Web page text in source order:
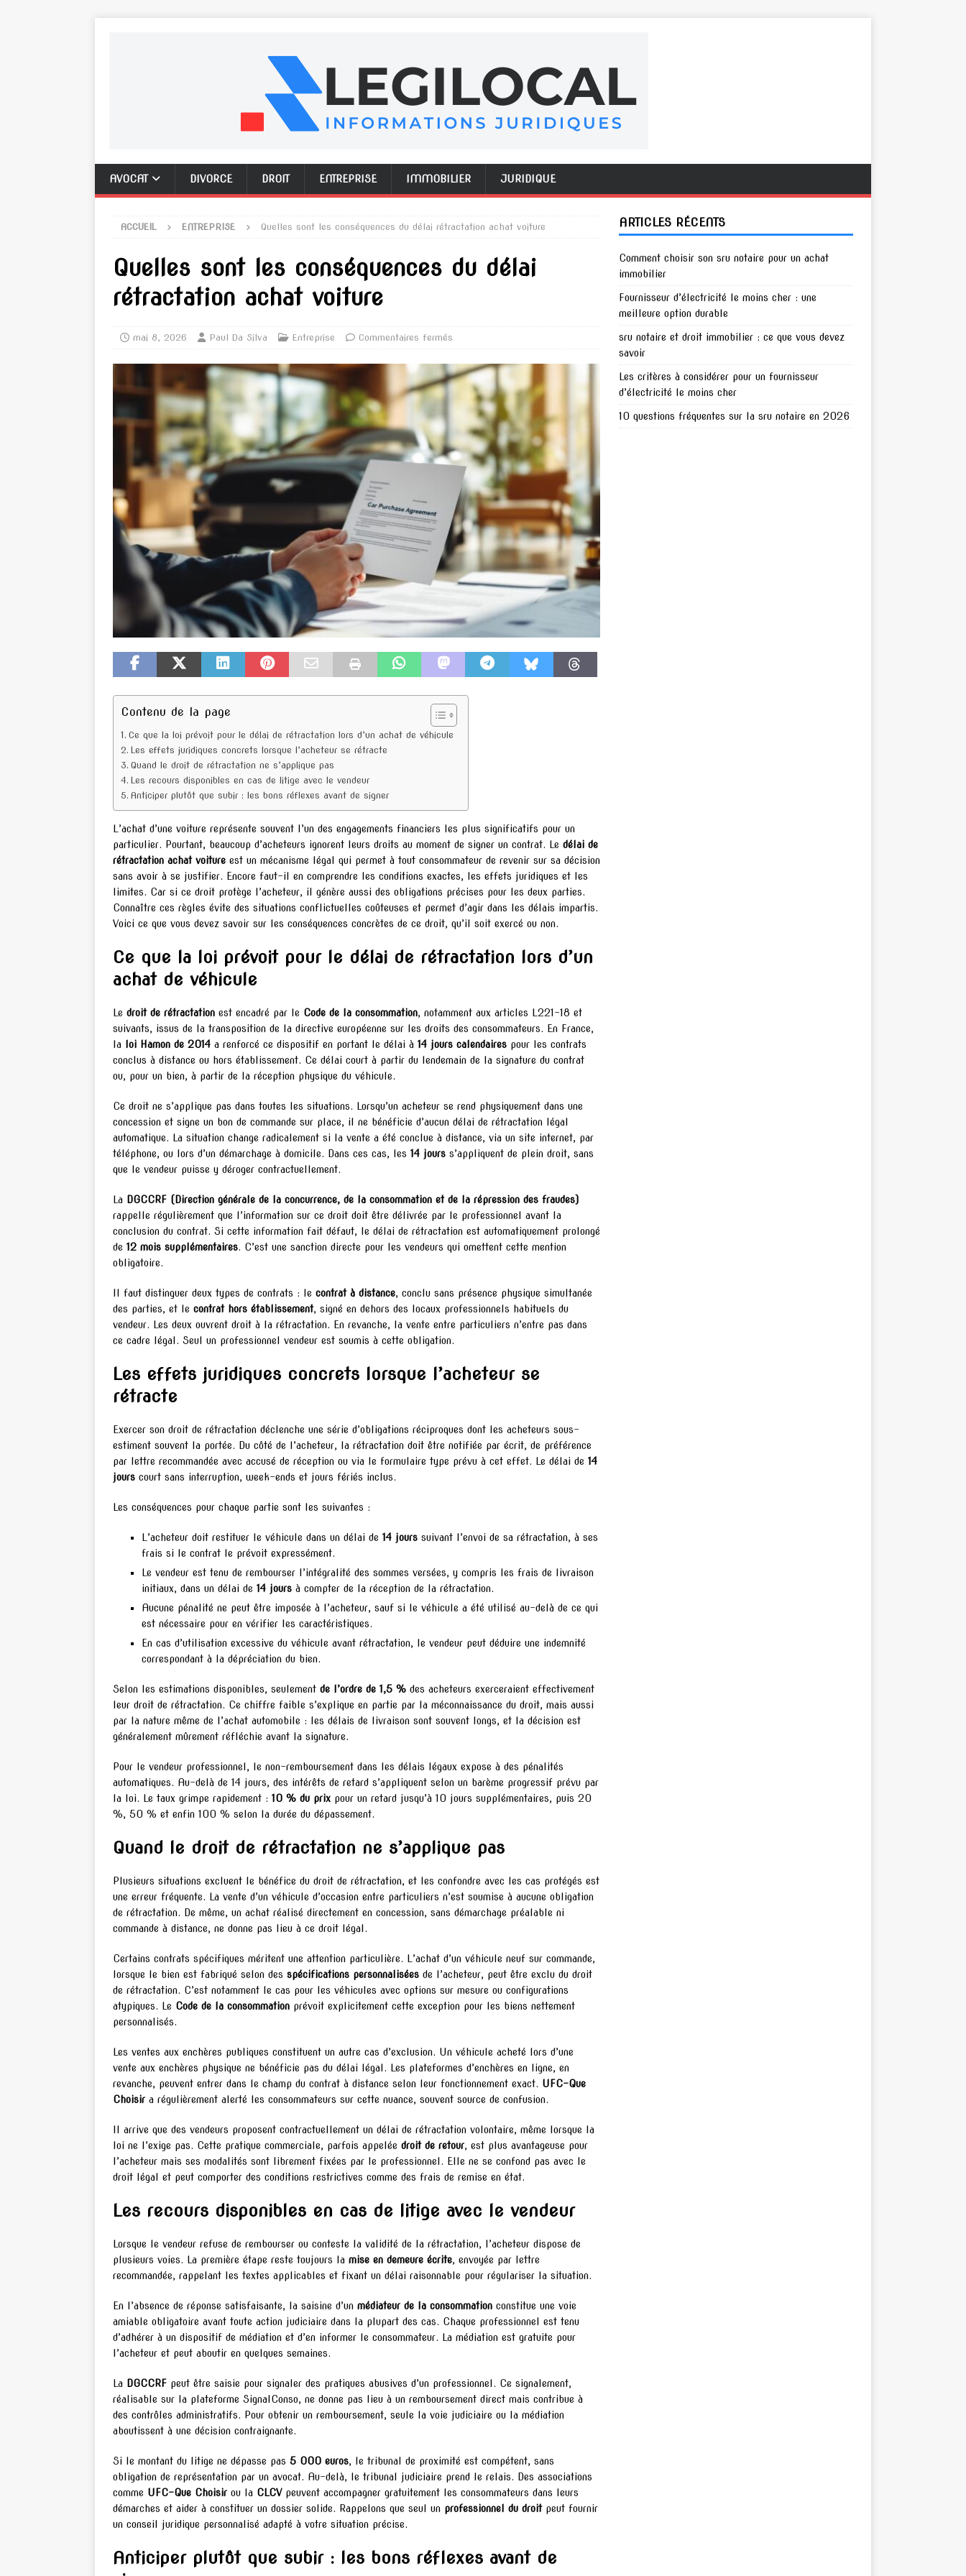
AVOCAT DIVORCE DROIT ENTREPRISE IMMOBILIER JURIDIQUE
ACCUEIL ENTREPRISE Quelles sont les conséquences du délai rétractation achat voiture
Quelles sont les conséquences du délai
rétractation achat voiture
mai 8, 2026 Paul Da Silva Entreprise Commentaires fermés
Contenu de la page
Ce que la loi prévoit pour le délai de rétractation lors d’un achat de véhicule
Les effets juridiques concrets lorsque l’acheteur se rétracte
Quand le droit de rétractation ne s’applique pas
Les recours disponibles en cas de litige avec le vendeur
Anticiper plutôt que subir : les bons réflexes avant de signer
L’achat d’une voiture représente souvent l’un des engagements financiers les plus significatifs pour un
particulier. Pourtant, beaucoup d’acheteurs ignorent leurs droits au moment de signer un contrat. Le délai de
rétractation achat voiture est un mécanisme légal qui permet à tout consommateur de revenir sur sa décision
sans avoir à se justifier. Encore faut-il en comprendre les conditions exactes, les effets juridiques et les
limites. Car si ce droit protège l’acheteur, il génère aussi des obligations précises pour les deux parties.
Connaître ces règles évite des situations conflictuelles coûteuses et permet d’agir dans les délais impartis.
Voici ce que vous devez savoir sur les conséquences concrètes de ce droit, qu’il soit exercé ou non.
Ce que la loi prévoit pour le délai de rétractation lors d’un
achat de véhicule
Le droit de rétractation est encadré par le Code de la consommation, notamment aux articles L221-18 et
suivants, issus de la transposition de la directive européenne sur les droits des consommateurs. En France,
la
loi Hamon de 2014 a renforcé ce dispositif en portant le délai à 14 jours calendaires pour les contrats
conclus à distance ou hors établissement. Ce délai court à partir du lendemain de la signature du contrat
ou, pour un bien, à partir de la réception physique du véhicule.
Ce droit ne s’applique pas dans toutes les situations. Lorsqu’un acheteur se rend physiquement dans une
concession et signe un bon de commande sur place, il ne bénéficie d’aucun délai de rétractation légal
automatique. La situation change radicalement si la vente a été conclue à distance, via un site internet, par
téléphone, ou lors d’un démarchage à domicile. Dans ces cas, les 14 jours s’appliquent de plein droit, sans
que le vendeur puisse y déroger contractuellement.
La DGCCRF (Direction générale de la concurrence, de la consommation et de la répression des fraudes)
rappelle régulièrement que l’information sur ce droit doit être délivrée par le professionnel avant la
conclusion du contrat. Si cette information fait défaut, le délai de rétractation est automatiquement prolongé
de 12 mois supplémentaires. C’est une sanction directe pour les vendeurs qui omettent cette mention
obligatoire.
Il faut distinguer deux types de contrats : le contrat à distance, conclu sans présence physique simultanée
des parties, et le contrat hors établissement, signé en dehors des locaux professionnels habituels du
vendeur. Les deux ouvrent droit à la rétractation. En revanche, la vente entre particuliers n’entre pas dans
ce cadre légal. Seul un professionnel vendeur est soumis à cette obligation.
Les effets juridiques concrets lorsque l’acheteur se
rétracte
Exercer son droit de rétractation déclenche une série d’obligations réciproques dont les acheteurs sous-
estiment souvent la portée. Du côté de l’acheteur, la rétractation doit être notifiée par écrit, de préférence
par lettre recommandée avec accusé de réception ou via le formulaire type prévu à cet effet. Le délai de 14
jours court sans interruption, week-ends et jours fériés inclus.
Les conséquences pour chaque partie sont les suivantes :
L’acheteur doit restituer le véhicule dans un délai de 14 jours suivant l’envoi de sa rétractation, à ses
frais si le contrat le prévoit expressément.
Le vendeur est tenu de rembourser l’intégralité des sommes versées, y compris les frais de livraison
initiaux, dans un délai de 14 jours à compter de la réception de la rétractation.
Aucune pénalité ne peut être imposée à l’acheteur, sauf si le véhicule a été utilisé au-delà de ce qui
est nécessaire pour en vérifier les caractéristiques.
En cas d’utilisation excessive du véhicule avant rétractation, le vendeur peut déduire une indemnité
correspondant à la dépréciation du bien.
Selon les estimations disponibles, seulement de l’ordre de 1,5 % des acheteurs exerceraient effectivement
leur droit de rétractation. Ce chiffre faible s’explique en partie par la méconnaissance du droit, mais aussi
par la nature même de l’achat automobile : les délais de livraison sont souvent longs, et la décision est
généralement mûrement réfléchie avant la signature.
Pour le vendeur professionnel, le non-remboursement dans les délais légaux expose à des pénalités
automatiques. Au-delà de 14 jours, des intérêts de retard s’appliquent selon un barème progressif prévu par
la loi. Le taux grimpe rapidement : 10 % du prix pour un retard jusqu’à 10 jours supplémentaires, puis 20
%, 50 % et enfin 100 % selon la durée du dépassement.
Quand le droit de rétractation ne s’applique pas
Plusieurs situations excluent le bénéfice du droit de rétractation, et les confondre avec les cas protégés est
une erreur fréquente. La vente d’un véhicule d’occasion entre particuliers n’est soumise à aucune obligation
de rétractation. De même, un achat réalisé directement en concession, sans démarchage préalable ni
commande à distance, ne donne pas lieu à ce droit légal.
Certains contrats spécifiques méritent une attention particulière. L’achat d’un véhicule neuf sur commande,
lorsque le bien est fabriqué selon des spécifications personnalisées de l’acheteur, peut être exclu du droit
de rétractation. C’est notamment le cas pour les véhicules avec options sur mesure ou configurations
atypiques. Le Code de la consommation prévoit explicitement cette exception pour les biens nettement
personnalisés.
Les ventes aux enchères publiques constituent un autre cas d’exclusion. Un véhicule acheté lors d’une
vente aux enchères physique ne bénéficie pas du délai légal. Les plateformes d’enchères en ligne, en
revanche, peuvent entrer dans le champ du contrat à distance selon leur fonctionnement exact. UFC-Que
Choisir a régulièrement alerté les consommateurs sur cette nuance, souvent source de confusion.
Il arrive que des vendeurs proposent contractuellement un délai de rétractation volontaire, même lorsque la
loi ne l’exige pas. Cette pratique commerciale, parfois appelée droit de retour, est plus avantageuse pour
l’acheteur mais ses modalités sont librement fixées par le professionnel. Elle ne se confond pas avec le
droit légal et peut comporter des conditions restrictives comme des frais de remise en état.
Les recours disponibles en cas de litige avec le vendeur
Lorsque le vendeur refuse de rembourser ou conteste la validité de la rétractation, l’acheteur dispose de
plusieurs voies. La première étape reste toujours la mise en demeure écrite, envoyée par lettre
recommandée, rappelant les textes applicables et fixant un délai raisonnable pour régulariser la situation.
En l’absence de réponse satisfaisante, la saisine d’un médiateur de la consommation constitue une voie
amiable obligatoire avant toute action judiciaire dans la plupart des cas. Chaque professionnel est tenu
d’adhérer à un dispositif de médiation et d’en informer le consommateur. La médiation est gratuite pour
l’acheteur et peut aboutir en quelques semaines.
La DGCCRF peut être saisie pour signaler des pratiques abusives d’un professionnel. Ce signalement,
réalisable sur la plateforme SignalConso, ne donne pas lieu à un remboursement direct mais contribue à
des contrôles administratifs. Pour obtenir un remboursement, seule la voie judiciaire ou la médiation
aboutissent à une décision contraignante.
Si le montant du litige ne dépasse pas 5 000 euros, le tribunal de proximité est compétent, sans
obligation de représentation par un avocat. Au-delà, le tribunal judiciaire prend le relais. Des associations
comme UFC-Que Choisir ou la CLCVpeuvent accompagner gratuitement les consommateurs dans leurs
démarches et aider à constituer un dossier solide. Rappelons que seul un professionnel du droitpeut fournir
un conseil juridique personnalisé adapté à votre situation précise.
Anticiper plutôt que subir : les bons réflexes avant de
ARTICLES RÉCENTS
Comment choisir son sru notaire pour un achat
immobilier
Fournisseur d’électricité le moins cher : une
meilleure option durable
sru notaire et droit immobilier : ce que vous devez
savoir
Les critères à considérer pour un fournisseur
d’électricité le moins cher
10 questions fréquentes sur la sru notaire en 2026